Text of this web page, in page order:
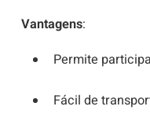
Vantagens:
Permite
Fácil de